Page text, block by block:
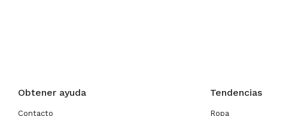
Obtener ayuda
Contacto
Tendencias
Ropa